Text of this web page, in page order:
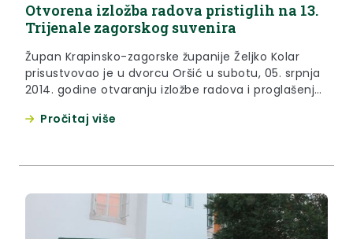
Otvorena izložba radova pristiglih na 13.
Trijenale zagorskog suvenira
Župan Krapinsko-zagorske županije Željko Kolar
prisustvovao je u dvorcu Oršić u subotu, 05. srpnja
2014. godine otvaranju izložbe radova i proglašenju
Pročitaj više